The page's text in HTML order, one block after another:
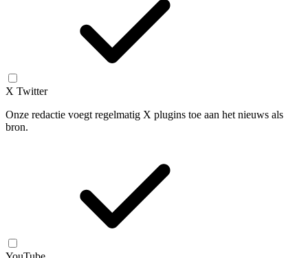
X Twitter
Onze redactie voegt regelmatig X plugins toe aan het nieuws als
bron.